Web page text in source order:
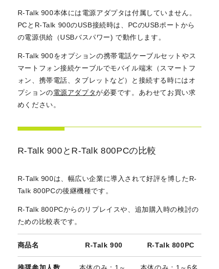
R-Talk 900本体には電源アダプタは付属していません。
PCとR-Talk 900のUSB接続時は、PCのUSBポートから
の電源供給（USBバスパワー) で動作します。
R-Talk 900をオプションの携帯電話ケーブルセットやス
マートフォン接続ケーブルでモバイル端末（スマートフ
ォン、携帯電話、タブレットなど）と接続する時にはオ
プションの電源アダプタが必要です。あわせてお買い求
めください。
R-Talk 900とR-Talk 800PCの比較
R-Talk 900は、幅広い企業に導入されて好評を博したR-
Talk 800PCの後継機種です。
R-Talk 800PCからのリプレイスや、追加購入時の検討の
ための比較表です。
商品名 R-Talk 900 R-Talk 800PC